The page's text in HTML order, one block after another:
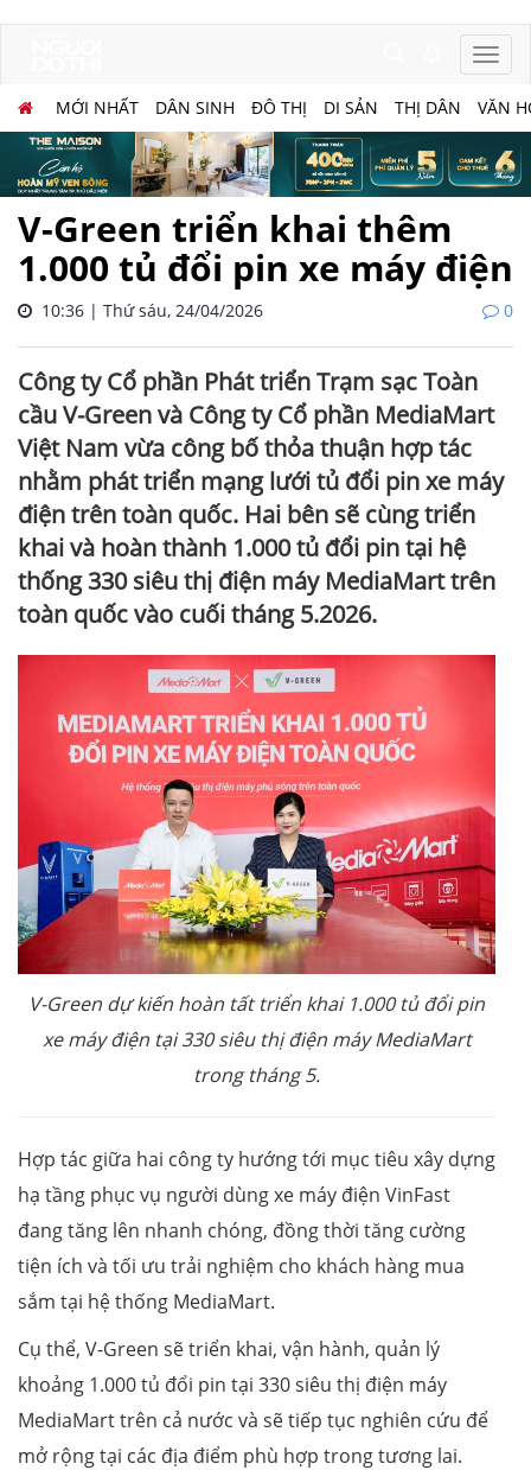
MỚI NHẤT DÂN SINH ĐÔ THỊ DI SẢN THỊ DÂN VĂN
V-Green triển khai thêm
1.000 tủ đổi pin xe máy điện
10:36 | Thứ sáu, 24/04/2026 0
Công ty Cổ phần Phát triển Trạm sạc Toàn
cầu V-Green và Công ty Cổ phần MediaMart
Việt Nam vừa công bố thỏa thuận hợp tác
nhằm phát triển mạng lưới tủ đổi pin xe máy
điện trên toàn quốc. Hai bên sẽ cùng triển
khai và hoàn thành 1.000 tủ đổi pin tại hệ
thống 330 siêu thị điện máy MediaMart trên
toàn quốc vào cuối tháng 5.2026.
V-Green dự kiến hoàn tất triển khai 1.000 tủ đổi pin
xe máy điện tại 330 siêu thị điện máy MediaMart
trong tháng 5.
Hợp tác giữa hai công ty hướng tới mục tiêu xây dựng
hạ tầng phục vụ người dùng xe máy điện VinFast
đang tăng lên nhanh chóng, đồng thời tăng cường
tiện ích và tối ưu trải nghiệm cho khách hàng mua
sắm tại hệ thống MediaMart.
Cụ thể, V-Green sẽ triển khai, vận hành, quản lý
khoảng 1.000 tủ đổi pin tại 330 siêu thị điện máy
MediaMart trên cả nước và sẽ tiếp tục nghiên cứu để
mở rộng tại các địa điểm phù hợp trong tương lai.